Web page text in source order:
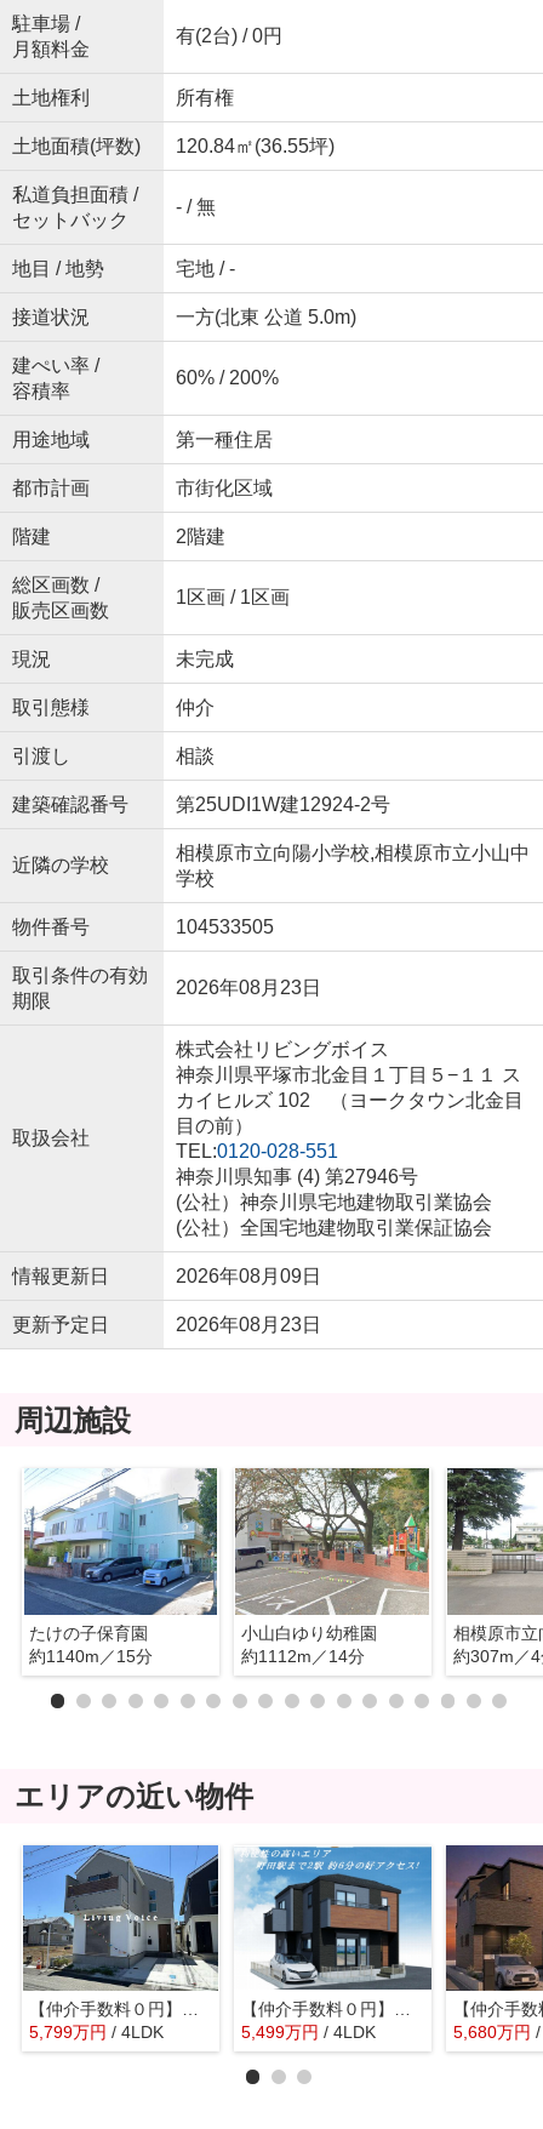
駐車場 /
月額料金
有(2台) / 0円
土地権利 所有権
土地面積(坪数) 120.84㎡(36.55坪)
私道負担面積 /
セットバック
- / 無
地目 / 地勢 宅地 / -
接道状況 一方(北東 公道 5.0m)
建ぺい率 /
容積率
60% / 200%
用途地域 第一種住居
都市計画 市街化区域
階建 2階建
総区画数 /
販売区画数
1区画 / 1区画
現況 未完成
取引態様 仲介
引渡し 相談
建築確認番号 第25UDI1W建12924-2号
近隣の学校
相模原市立向陽小学校,相模原市立小山中
学校
物件番号 104533505
取引条件の有効
期限
2026年08月23日
取扱会社
株式会社リビングボイス
神奈川県平塚市北金目１丁目５−１１ ス
カイヒルズ 102 （ヨークタウン北金目
目の前）
TEL:0120-028-551
神奈川県知事 (4) 第27946号
(公社）神奈川県宅地建物取引業協会
(公社）全国宅地建物取引業保証協会
情報更新日 2026年08月09日
更新予定日 2026年08月23日
周辺施設
たけの子保育園
約1140m／15分
小山白ゆり幼稚園
約1112m／14分
相模原市立
約307m／
エリアの近い物件
【仲介手数料０円】相模原市中央区共和5期 新築一戸建て
5,799万円 / 4LDK
【仲介手数料０円】相模原市中央区高根2期 新築一戸建て
5,499万円 / 4LDK 5,680万円